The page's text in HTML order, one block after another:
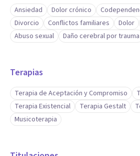
Ansiedad Dolor crónico
Divorcio
Conflictos familiares Dolor
Abuso sexual
Daño cerebral por trauma
Terapias
Terapia de Aceptación y Compromiso
Terapia Existencial
Terapia Gestalt
Musicoterapia